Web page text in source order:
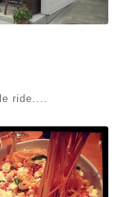
ride....